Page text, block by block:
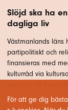
Slöjd ska ha
dagliga liv
Västmanlands
partipolitiskt och
finansieras med
kulturråd via
För att ge dig